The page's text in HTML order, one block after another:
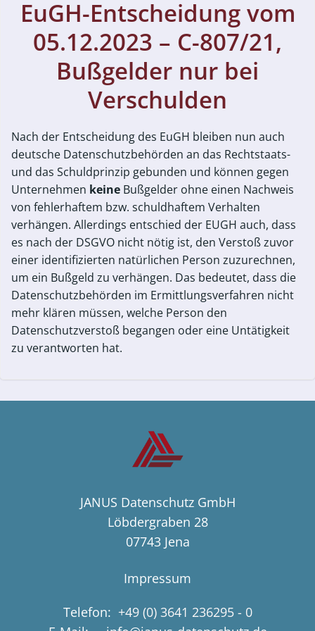
EuGH-Entscheidung vom
05.12.2023 – C-807/21,
Bußgelder nur bei
Verschulden
Nach der Entscheidung des EuGH bleiben nun auch
deutsche Datenschutzbehörden an das Rechtstaats-
und das Schuldprinzip gebunden und können gegen
Unternehmen keine Bußgelder ohne einen Nachweis
von fehlerhaftem bzw. schuldhaftem Verhalten
verhängen. Allerdings entschied der EUGH auch, dass
es nach der DSGVO nicht nötig ist, den Verstoß zuvor
einer identifizierten natürlichen Person zuzurechnen,
um ein Bußgeld zu verhängen. Das bedeutet, dass die
Datenschutzbehörden im Ermittlungsverfahren nicht
mehr klären müssen, welche Person den
Datenschutzverstoß begangen oder eine Untätigkeit
zu verantworten hat.
JANUS Datenschutz GmbH
Löbdergraben 28
07743 Jena
Impressum
Telefon: +49 (0) 3641 236295 - 0